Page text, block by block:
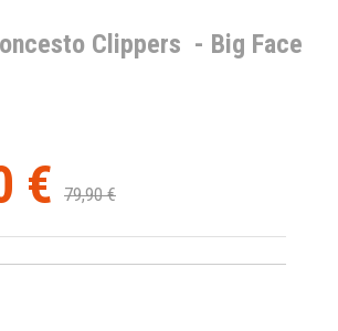
Clippers - Big Face
€ 79,90 €